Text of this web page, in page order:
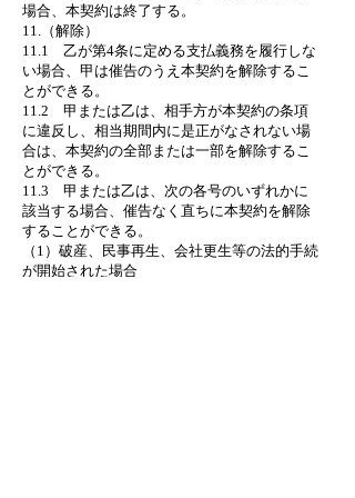
場合、本契約は終了する。
11.（解除）
11.1 乙が第4条に定める支払義務を履行しな
い場合、甲は催告のうえ本契約を解除するこ
とができる。
11.2 甲または乙は、相手方が本契約の条項
に違反し、相当期間内に是正がなされない場
合は、本契約の全部または一部を解除するこ
とができる。
11.3 甲または乙は、次の各号のいずれかに
該当する場合、催告なく直ちに本契約を解除
することができる。
（1）破産、民事再生、会社更生等の法的手続
が開始された場合